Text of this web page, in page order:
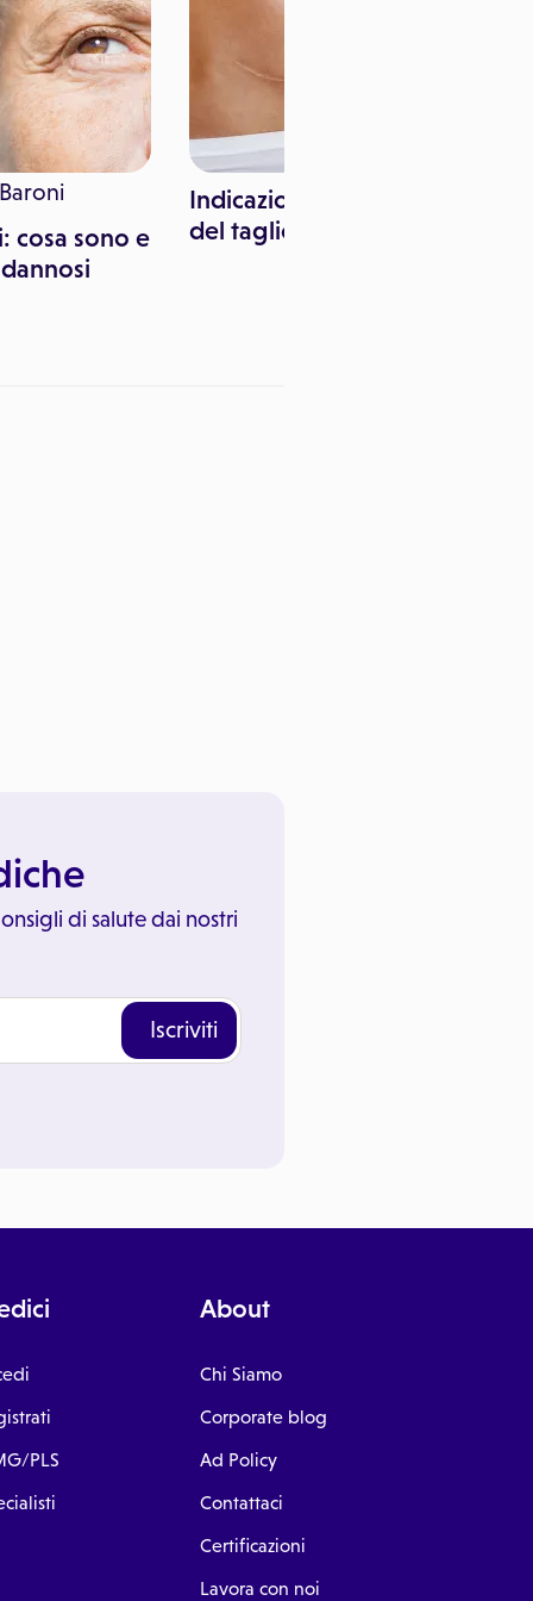
cosa sono e
Indicazioni e complicanze
del taglio cesareo
di salute dai nostri
Iscriviti
PLS
About
Chi Siamo
Corporate blog
Ad Policy
Contattaci
Certificazioni
Lavora con noi